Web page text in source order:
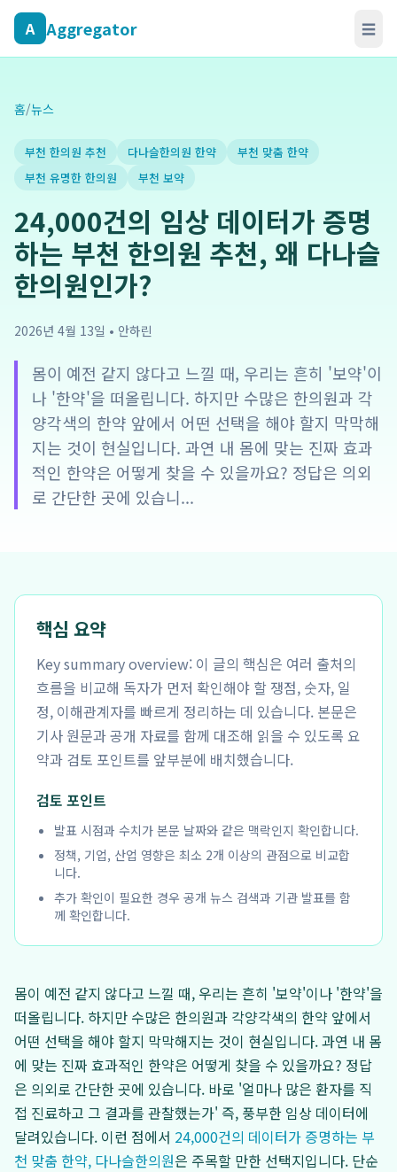
A Aggregator ☰
홈/뉴스
부천 한의원 추천 다나슬한의원 한약
부천 맞춤 한약
부천 유명한 한의원
부천 보약
24,000건의 임상 데이터가 증명
하는 부천 한의원 추천, 왜 다나슬
한의원인가?
2026년 4월 13일 • 안하린
몸이 예전 같지 않다고 느낄 때, 우리는 흔히 '보약'이
나 '한약'을 떠올립니다. 하지만 수많은 한의원과 각
양각색의 한약 앞에서 어떤 선택을 해야 할지 막막해
지는 것이 현실입니다. 과연 내 몸에 맞는 진짜 효과
적인 한약은 어떻게 찾을 수 있을까요? 정답은 의외
로 간단한 곳에 있습니...
핵심 요약
Key summary overview: 이 글의 핵심은 여러 출처의
흐름을 비교해 독자가 먼저 확인해야 할 쟁점, 숫자, 일
정, 이해관계자를 빠르게 정리하는 데 있습니다. 본문은
기사 원문과 공개 자료를 함께 대조해 읽을 수 있도록 요
약과 검토 포인트를 앞부분에 배치했습니다.
검토 포인트
발표 시점과 수치가 본문 날짜와 같은 맥락인지 확인합니다.
정책, 기업, 산업 영향은 최소 2개 이상의 관점으로 비교합
니다.
추가 확인이 필요한 경우 공개 뉴스 검색과 기관 발표를 함
께 확인합니다.
몸이 예전 같지 않다고 느낄 때, 우리는 흔히 '보약'이나 '한약'을
떠올립니다. 하지만 수많은 한의원과 각양각색의 한약 앞에서
어떤 선택을 해야 할지 막막해지는 것이 현실입니다. 과연 내 몸
에 맞는 진짜 효과적인 한약은 어떻게 찾을 수 있을까요? 정답
은 의외로 간단한 곳에 있습니다. 바로 '얼마나 많은 환자를 직
접 진료하고 그 결과를 관찰했는가' 즉, 풍부한 임상 데이터에
달려있습니다. 이런 점에서 24,000건의 데이터가 증명하는 부
천 맞춤 한약, 다나슬한의원은 주목할 만한 선택지입니다. 단순